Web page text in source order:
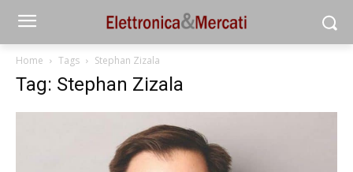
Home Tags Stephan Zizala
Tag: Stephan Zizala